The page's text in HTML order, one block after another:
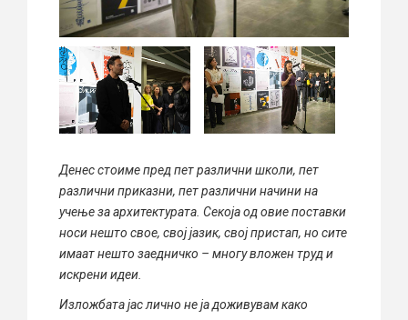
Денес стоиме пред пет различни школи, пет
различни приказни, пет различни начини на
учење за архитектурата. Секоја од овие поставки
носи нешто свое, свој јазик, свој пристап, но сите
имаат нешто заедничко – многу вложен труд и
искрени идеи.
Изложбата јас лично не ја доживувам како